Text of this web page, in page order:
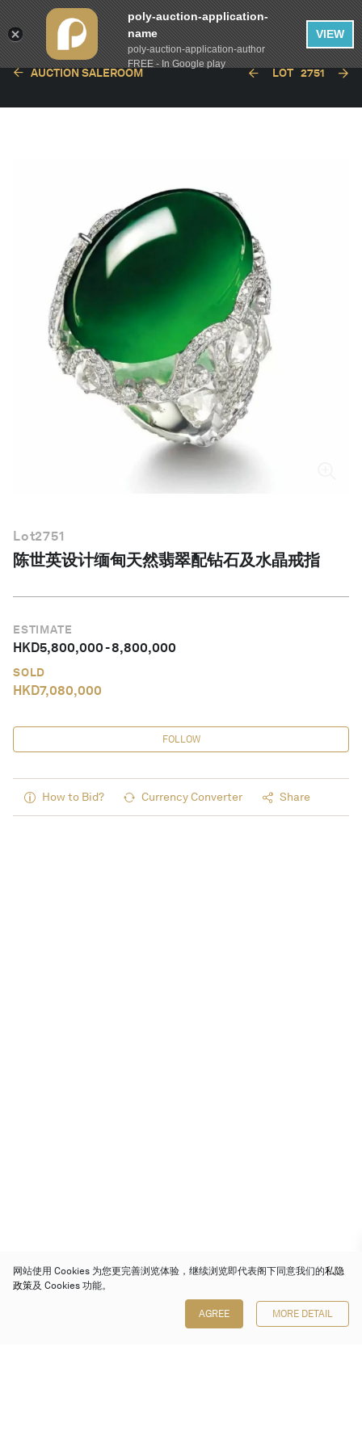
AUCTION SALEROOM LOT 2751
Lot2751
陈世英设计缅甸天然翡翠配钻石及水晶戒指
ESTIMATE
HKD5,800,000-8,800,000
SOLD
HKD7,080,000
FOLLOW
How to Bid? Currency Converter Share
网站使用 Cookies 为您更完善浏览体验，继续浏览即代表阁下同意我们的私隐
政策及 Cookies 功能。
AGREE MORE DETAIL
poly-auction-application-
name
poly-auction-application-author
FREE - In Google play
VIEW